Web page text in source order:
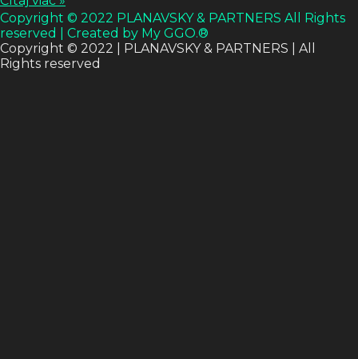
Copyright © 2022 PLANAVSKY & PARTNERS All Rights
reserved | Created by My GGO.®
Copyright © 2022 | PLANAVSKY & PARTNERS | All
Rights reserved